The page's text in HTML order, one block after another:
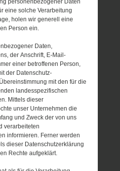
eine solche Verarbeitung
holen wir generell eine
Person ein.
Daten,
der Anschrift, E-Mail-
einer betroffenen Person,
der Datenschutz-
mit den für die
landesspezifischen
Mittels dieser
unser Unternehmen die
und Zweck der von uns
verarbeiteten
informieren. Ferner werden
dieser Datenschutzerklärung
Rechte aufgeklärt.